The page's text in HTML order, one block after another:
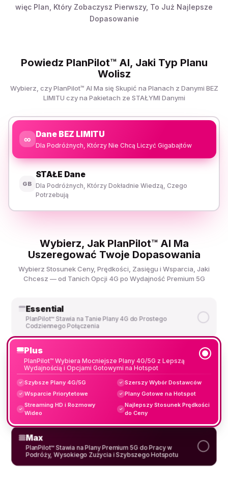
więc Plan, Który Zobaczysz Pierwszy, To Już Najlepsze
Dopasowanie
Powiedz PlanPilot™ AI, Jaki Typ Planu
Wolisz
Wybierz, czy PlanPilot™ AI Ma się Skupić na Planach z Danymi BEZ
LIMITU czy na Pakietach ze STAŁYMI Danymi
∞ Dane BEZ LIMITU
Dla Podróżnych, Którzy Nie Chcą Liczyć Gigabajtów
GB
STAŁE Dane
Dla Podróżnych, Którzy Dokładnie Wiedzą, Czego
Potrzebują
Wybierz, Jak PlanPilot™ AI Ma
Uszeregować Twoje Dopasowania
Wybierz Stosunek Ceny, Prędkości, Zasięgu i Wsparcia, Jaki
Chcesz — od Tanich Opcji 4G po Wydajność Premium 5G
Essential
PlanPilot™ Stawia na Tanie Plany 4G do Prostego
Codziennego Połączenia
Plus
PlanPilot™ Wybiera Mocniejsze Plany 4G/5G z Lepszą
Wydajnością i Opcjami Gotowymi na Hotspot
✓ Szybsze Plany 4G/5G ✓ Szerszy Wybór Dostawców
✓ Wsparcie Priorytetowe ✓ Plany Gotowe na Hotspot
✓
Streaming HD i Rozmowy
Wideo
✓
Najlepszy Stosunek Prędkości
do Ceny
Max
PlanPilot™ Stawia na Plany Premium 5G do Pracy w
Podróży, Wysokiego Zużycia i Szybszego Hotspotu